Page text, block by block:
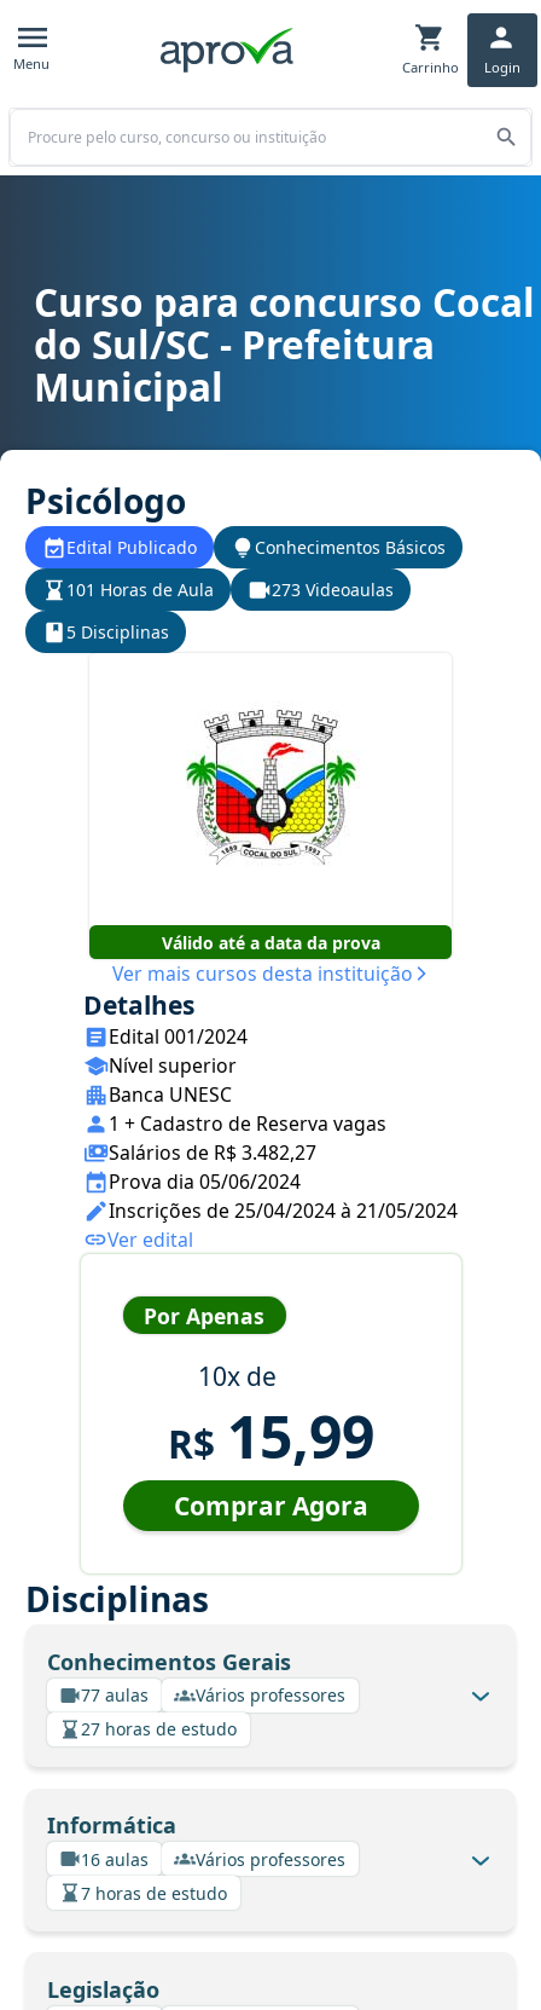
Menu Carrinho Login
Buscar
Curso para concurso Cocal do Sul/SC - Prefeitura Municipal cargo
Curso para concurso Cocal
do Sul/SC - Prefeitura
Municipal
Psicólogo
Edital Publicado
Conhecimentos Básicos
101 Horas de Aula
273 Videoaulas
5 Disciplinas
Válido até a data da prova
Ver mais cursos desta instituição
Detalhes
Edital 001/2024
Nível superior
Banca UNESC
1 + Cadastro de Reserva vagas
Salários de R$ 3.482,27
Prova dia 05/06/2024
Inscrições de 25/04/2024 à 21/05/2024
Ver edital
Por Apenas
10x de
R$ 15,99
Comprar Agora
Disciplinas
Conhecimentos Gerais
77 aulas
Vários professores
27 horas de estudo
Informática
16 aulas
Vários professores
7 horas de estudo
Legislação